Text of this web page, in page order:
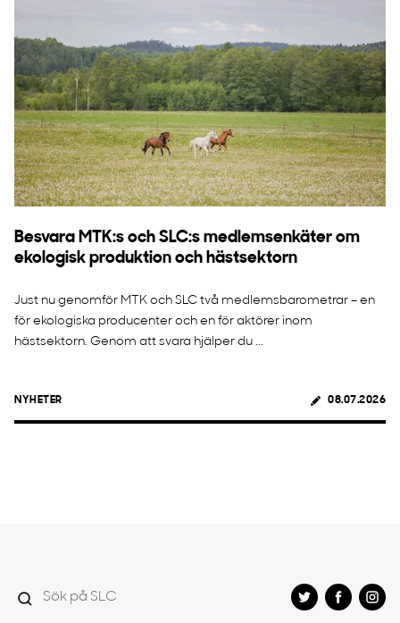
Besvara MTK:s och SLC:s medlemsenkäter om
ekologisk produktion och hästsektorn
Just nu genomför MTK och SLC två medlemsbarometrar – en
för ekologiska producenter och en för aktörer inom
hästsektorn. Genom att svara hjälper du ...
NYHETER 08.07.2026